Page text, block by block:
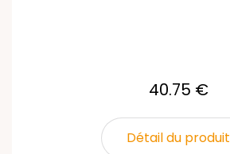
40.75 €
Détail du produit